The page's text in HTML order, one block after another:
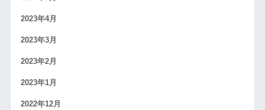
2023年4月
2023年3月
2023年2月
2023年1月
2022年12月